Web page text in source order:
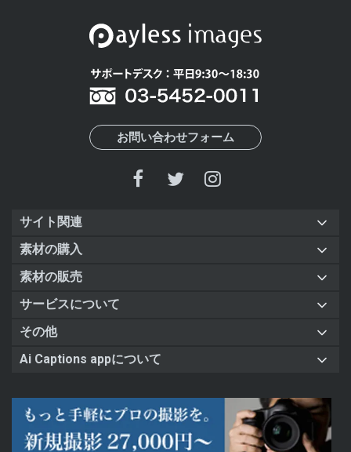
お問い合わせフォーム
サイト関連
素材の購入
素材の販売
サービスについて
その他
Ai Captions appについて